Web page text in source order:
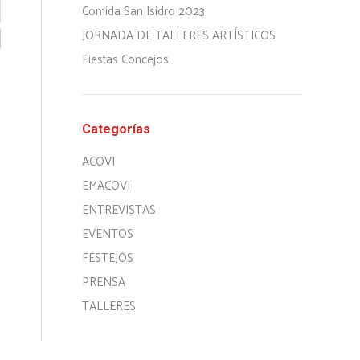
Comida San Isidro 2023
JORNADA DE TALLERES ARTÍSTICOS
Fiestas Concejos
Categorías
ACOVI
EMACOVI
ENTREVISTAS
EVENTOS
FESTEJOS
PRENSA
TALLERES